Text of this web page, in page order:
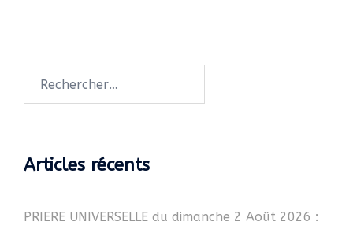
Articles récents
PRIERE UNIVERSELLE du dimanche 2 Août 2026 :